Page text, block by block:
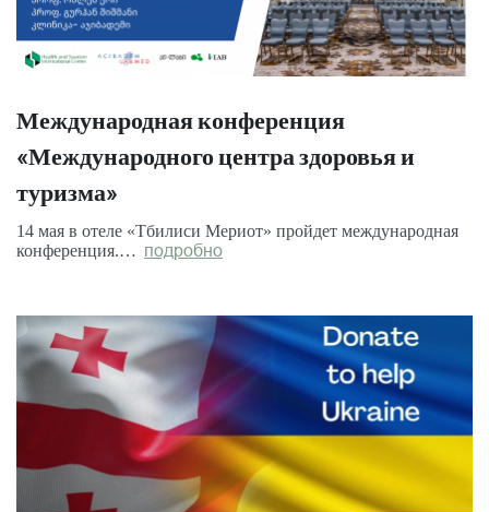
Международная конференция
«Международного центра здоровья и
туризма»
14 мая в отеле «Тбилиси Мериот» пройдет международная
конференция.… подробно